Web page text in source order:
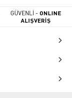
GÜVENLİ - ONLINE
ALIŞVERİŞ